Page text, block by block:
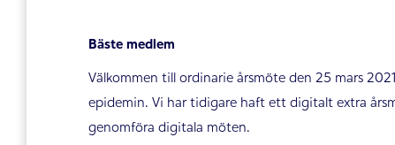
Bäste medlem
Välkommen till ordinarie årsmöte den 25 mars
epidemin. Vi har tidigare haft ett digitalt extra
genomföra digitala möten.